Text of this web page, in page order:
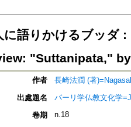
に語りかけるブッダ
"Suttanipata,"
作者
長崎法潤 (著
出處題名
パーリ学仏教文化学
卷期
n.18